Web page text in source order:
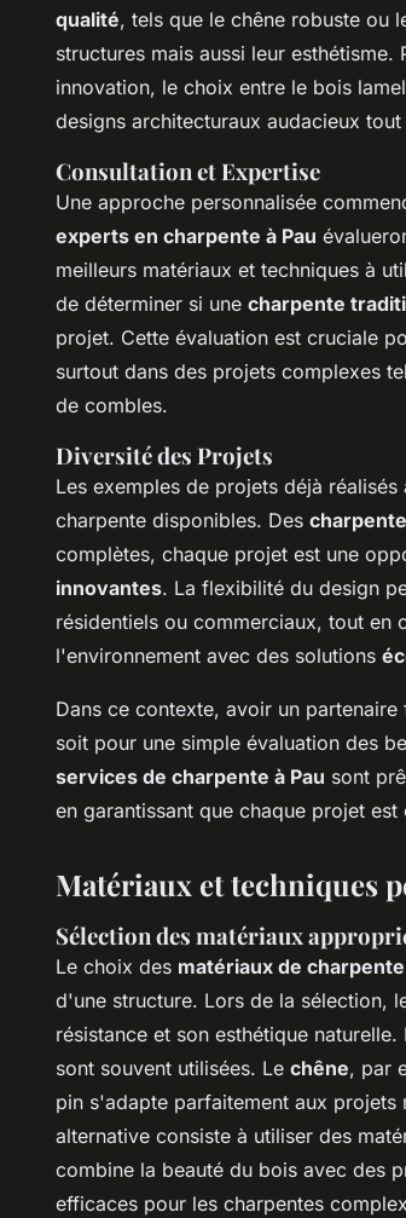
qualité, tels que le chêne robuste ou
structures mais aussi leur
innovation, le choix entre le bois
designs architecturaux audacieux
Consultation et Expertise
Une approche personnalisée
experts en charpente à Pau
meilleurs matériaux et techniques à
de déterminer si une charpente
projet. Cette évaluation est cruciale
surtout dans des projets complexes
de combles.
Diversité des Projets
Les exemples de projets déjà
charpente disponibles. Des
complètes, chaque projet est une
innovantes. La flexibilité du design
résidentiels ou commerciaux, tout en
l'environnement avec des solutions
Dans ce contexte, avoir un
soit pour une simple évaluation des
services de charpente à Pau sont
en garantissant que chaque projet
Matériaux et techniques
Sélection des matériaux
Le choix des matériaux de charpente
d'une structure. Lors de la sélection,
résistance et son esthétique
sont souvent utilisées. Le chêne, par
pin s'adapte parfaitement aux projets
alternative consiste à utiliser des
combine la beauté du bois avec des
efficaces pour les charpentes